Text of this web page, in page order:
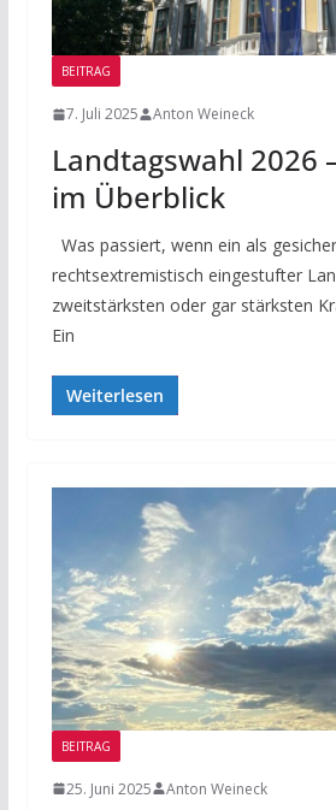
BEITRAG
7. Juli 2025 Anton Weineck
Landtagswahl 2026
im Überblick
Was passiert, wenn ein als
rechtsextremistisch eingestufter
zweitstärksten oder gar stärksten
Ein
Weiterlesen
BEITRAG
25. Juni 2025 Anton Weineck